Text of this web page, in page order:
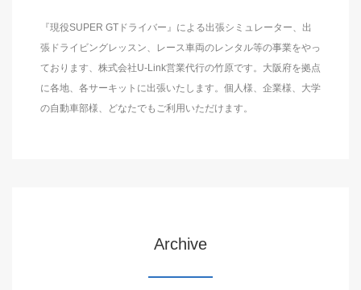
『現役SUPER GTドライバー』による出張シミュレーター、出
張ドライビングレッスン、レース車両のレンタル等の事業をやっ
ております、株式会社U-Link営業代行の竹原です。大阪府を拠点
に各地、各サーキットに出張いたします。個人様、企業様、大学
の自動車部様、どなたでもご利用いただけます。
Archive